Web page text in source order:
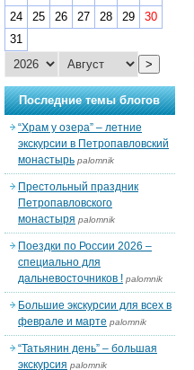
24
25 26 27 28 29
30
31
>
Последние темы блогов
“Храм у озера” – летние
экскурсии в Петропавловский
монастырь palomnik
Престольный праздник
Петропавловского
монастыря palomnik
Поездки по России 2026 –
специально для
дальневосточников ! palomnik
Большие экскурсии для всех в
феврале и марте palomnik
“Татьянин день” – большая
экскурсия palomnik